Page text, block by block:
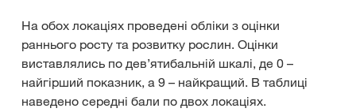
На обох локаціях проведені обліки з оцінки
раннього росту та розвитку рослин. Оцінки
виставлялись по дев’ятибальній шкалі, де 0 –
найгірший показник, а 9 – найкращий. В таблиці
наведено середні бали по двох локаціях.